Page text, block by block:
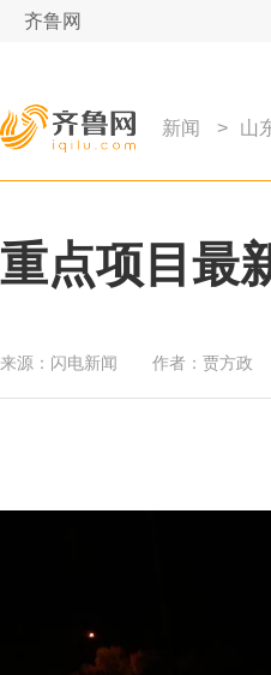
齐鲁网
新闻 > 山
重点项目最
来源： 闪电新闻 作者： 贾方政